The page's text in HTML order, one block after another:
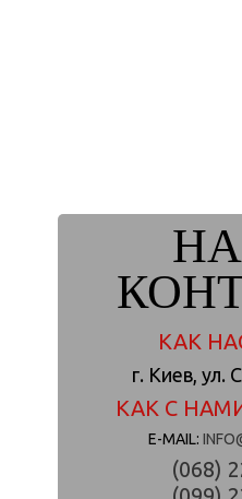
КАК
г. Киев, ул.
КАК С
E-MAIL:
(068)